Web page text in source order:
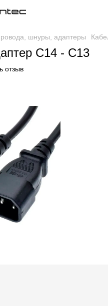
шнуры, адаптеры
C14 - C13
отзыв